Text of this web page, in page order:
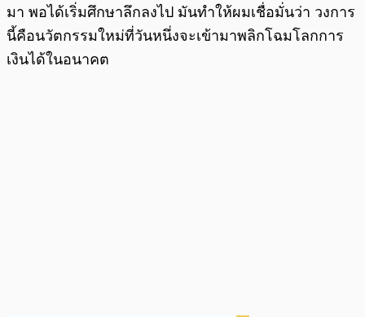
มา พอได้เริ่มศึกษาลึกลงไป มันทำให้ผมเชื่อมั่นว่า วงการ
นี้คือนวัตกรรมใหม่ที่วันหนึ่งจะเข้ามาพลิกโฉมโลกการ
เงินได้ในอนาคต